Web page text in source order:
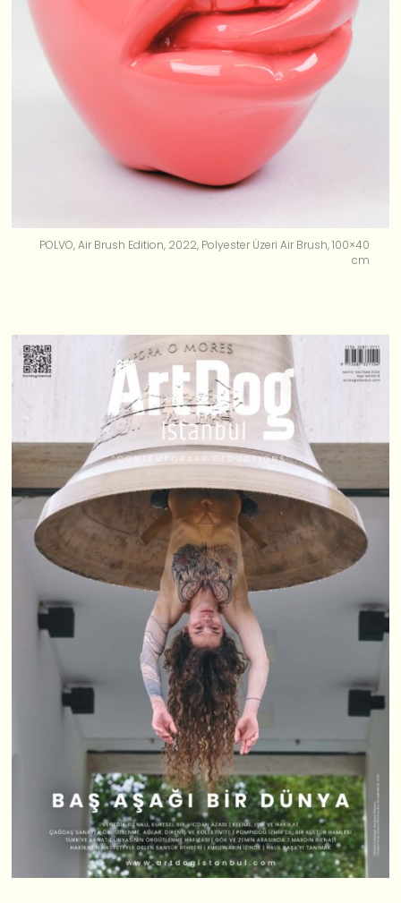
POLVO, Air Brush Edition, 2022, Polyester Üzeri Air Brush, 100×40
cm